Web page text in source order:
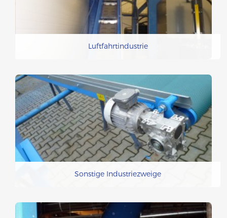
Luftfahrtindustrie
Sonstige Industriezweige